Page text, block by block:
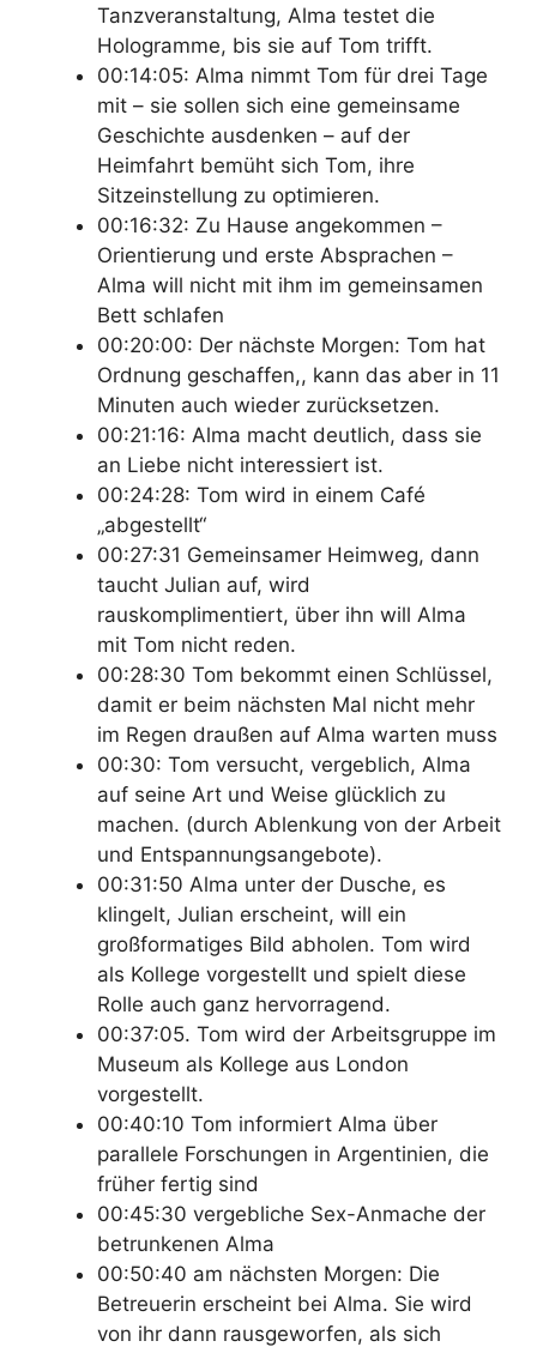
Tanzveranstaltung, Alma testet die
Hologramme, bis sie auf Tom trifft.
00:14:05: Alma nimmt Tom für drei Tage
mit – sie sollen sich eine gemeinsame
Geschichte ausdenken – auf der
Heimfahrt bemüht sich Tom, ihre
Sitzeinstellung zu optimieren.
00:16:32: Zu Hause angekommen –
Orientierung und erste Absprachen –
Alma will nicht mit ihm im gemeinsamen
Bett schlafen
00:20:00: Der nächste Morgen: Tom hat
Ordnung geschaffen,, kann das aber in 11
Minuten auch wieder zurücksetzen.
00:21:16: Alma macht deutlich, dass sie
an Liebe nicht interessiert ist.
00:24:28: Tom wird in einem Café
„abgestellt“
00:27:31 Gemeinsamer Heimweg, dann
taucht Julian auf, wird
rauskomplimentiert, über ihn will Alma
mit Tom nicht reden.
00:28:30 Tom bekommt einen Schlüssel,
damit er beim nächsten Mal nicht mehr
im Regen draußen auf Alma warten muss
00:30: Tom versucht, vergeblich, Alma
auf seine Art und Weise glücklich zu
machen. (durch Ablenkung von der Arbeit
und Entspannungsangebote).
00:31:50 Alma unter der Dusche, es
klingelt, Julian erscheint, will ein
großformatiges Bild abholen. Tom wird
als Kollege vorgestellt und spielt diese
Rolle auch ganz hervorragend.
00:37:05. Tom wird der Arbeitsgruppe im
Museum als Kollege aus London
vorgestellt.
00:40:10 Tom informiert Alma über
parallele Forschungen in Argentinien, die
früher fertig sind
00:45:30 vergebliche Sex-Anmache der
betrunkenen Alma
00:50:40 am nächsten Morgen: Die
Betreuerin erscheint bei Alma. Sie wird
von ihr dann rausgeworfen, als sich